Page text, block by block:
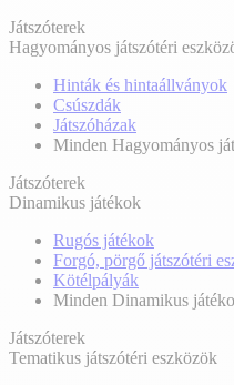
Játszóterek
Hagyományos játszótéri
Hinták és hintaállványok
Csúszdák
Játszóházak
Minden Hagyományos
Játszóterek
Dinamikus játékok
Rugós játékok
Forgó, pörgő játszótéri
Kötélpályák
Minden Dinamikus
Játszóterek
Tematikus játszótéri eszközök